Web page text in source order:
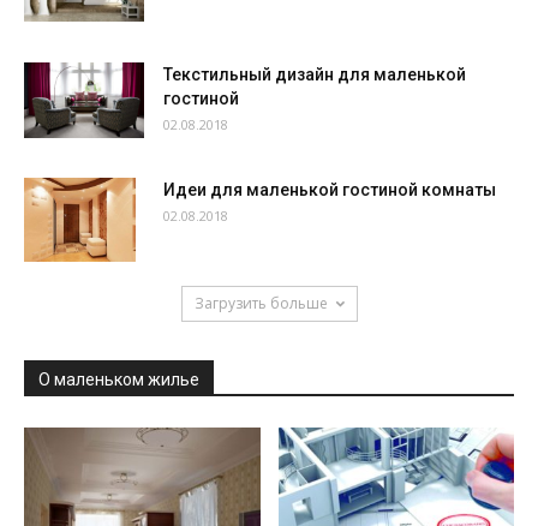
Текстильный дизайн для маленькой
гостиной
02.08.2018
Идеи для маленькой гостиной комнаты
02.08.2018
Загрузить больше
О маленьком жилье